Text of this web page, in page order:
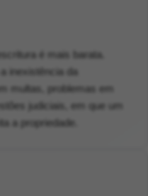
é mais barata.
inexistência da
multas, problemas em
judiciais, em que um
a propriedade.